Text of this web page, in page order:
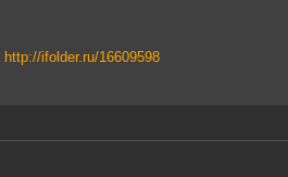
http://ifolder.ru/16609598